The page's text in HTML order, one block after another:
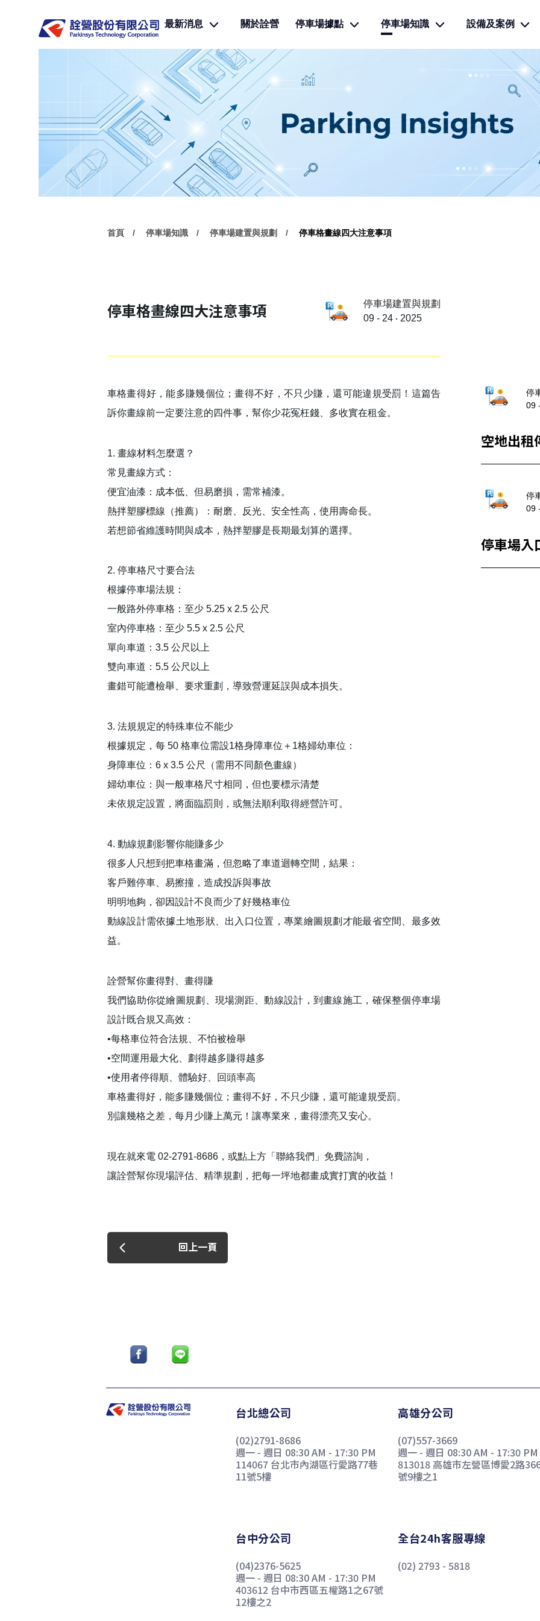
最新消息 關於詮營 停車場據點 停車場知識 設備及案例
首頁 停車場知識 停車場建置與規劃 停車格畫線四大注意事項
停
09
空地出租
停
09
停車場入
停車格畫線四大注意事項
停車場建置與規劃
09 - 24 ‧ 2025
車格畫得好，能多賺幾個位；畫得不好，不只少賺，還可能違規受罰！這篇告
訴你畫線前一定要注意的四件事，幫你少花冤枉錢、多收實在租金。
1. 畫線材料怎麼選？
常見畫線方式：
便宜油漆：成本低、但易磨損，需常補漆。
熱拌塑膠標線（推薦）：耐磨、反光、安全性高，使用壽命長。
若想節省維護時間與成本，熱拌塑膠是長期最划算的選擇。
2. 停車格尺寸要合法
根據停車場法規：
一般路外停車格：至少 5.25 x 2.5 公尺
室內停車格：至少 5.5 x 2.5 公尺
單向車道：3.5 公尺以上
雙向車道：5.5 公尺以上
畫錯可能遭檢舉、要求重劃，導致營運延誤與成本損失。
3. 法規規定的特殊車位不能少
根據規定，每 50 格車位需設1格身障車位＋1格婦幼車位：
身障車位：6 x 3.5 公尺（需用不同顏色畫線）
婦幼車位：與一般車格尺寸相同，但也要標示清楚
未依規定設置，將面臨罰則，或無法順利取得經營許可。
4. 動線規劃影響你能賺多少
很多人只想到把車格畫滿，但忽略了車道迴轉空間，結果：
客戶難停車、易擦撞，造成投訴與事故
明明地夠，卻因設計不良而少了好幾格車位
動線設計需依據土地形狀、出入口位置，專業繪圖規劃才能最省空間、最多效
益。
詮營幫你畫得對、畫得賺
我們協助你從繪圖規劃、現場測距、動線設計，到畫線施工，確保整個停車場
設計既合規又高效：
•每格車位符合法規、不怕被檢舉
•空間運用最大化、劃得越多賺得越多
•使用者停得順、體驗好、回頭率高
車格畫得好，能多賺幾個位；畫得不好，不只少賺，還可能違規受罰。
別讓幾格之差，每月少賺上萬元！讓專業來，畫得漂亮又安心。
現在就來電 02-2791-8686，或點上方「聯絡我們」免費諮詢，
讓詮營幫你現場評估、精準規劃，把每一坪地都畫成實打實的收益！
回上一頁
台北總公司
(02)2791-8686
週一 - 週日 08:30 AM - 17:30 PM
114067 台北市內湖區行愛路77巷
11號5樓
台中分公司
(04)2376-5625
週一 - 週日 08:30 AM - 17:30 PM
403612 台中市西區五權路1之67號
12樓之2
高雄分公司
(07)557-3669
週一 - 週日 08:30 AM - 17:30 PM
813018 高雄市左營區博愛2路
號9樓之1
全台24h客服專線
(02) 2793 - 5818